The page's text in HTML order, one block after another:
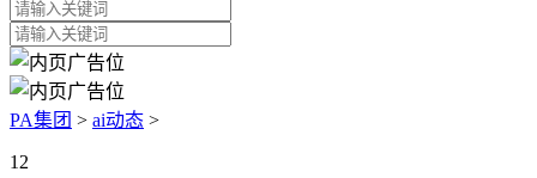
PA集团 > ai动态 >
12